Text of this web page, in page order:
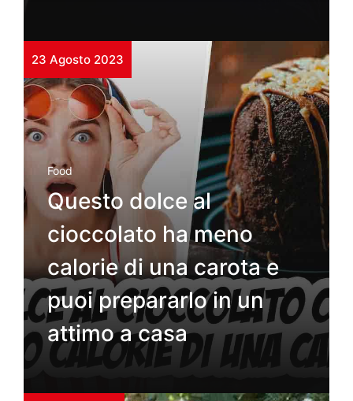
23 Agosto 2023
Food
Questo dolce al
cioccolato ha meno
calorie di una carota e
puoi prepararlo in un
attimo a casa